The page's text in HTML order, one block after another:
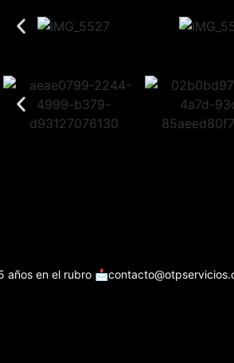
años en el rubro